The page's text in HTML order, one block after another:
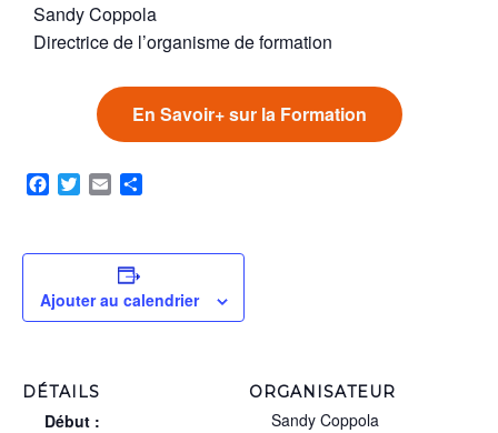
Sandy Coppola
Directrice de l’organisme de formation
En Savoir+ sur la Formation
Facebook
TwitterEmail
Ajouter au calendrier
DÉTAILS
Début :
ORGANISATEUR
Sandy Coppola